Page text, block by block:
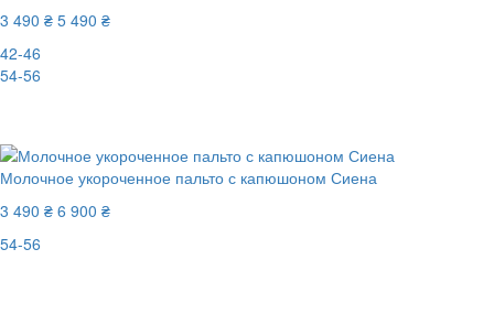
3 490 ₴ 5 490 ₴
42-46
54-56
Молочное укороченное пальто с капюшоном Сиена
3 490 ₴ 6 900 ₴
54-56